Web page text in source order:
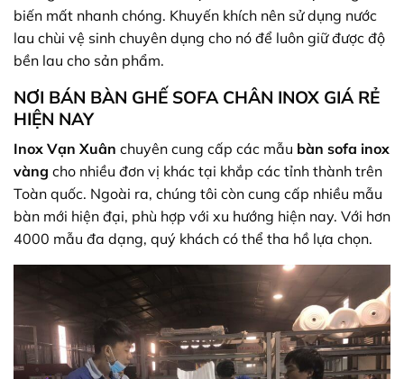
biến mất nhanh chóng. Khuyến khích nên sử dụng nước
lau chùi vệ sinh chuyên dụng cho nó để luôn giữ được độ
bền lau cho sản phẩm.
NƠI BÁN BÀN GHẾ SOFA CHÂN INOX GIÁ RẺ
HIỆN NAY
Inox Vạn Xuân chuyên cung cấp các mẫu bàn sofa inox
vàng cho nhiều đơn vị khác tại khắp các tỉnh thành trên
Toàn quốc. Ngoài ra, chúng tôi còn cung cấp nhiều mẫu
bàn mới hiện đại, phù hợp với xu hướng hiện nay. Với hơn
4000 mẫu đa dạng, quý khách có thể tha hồ lựa chọn.